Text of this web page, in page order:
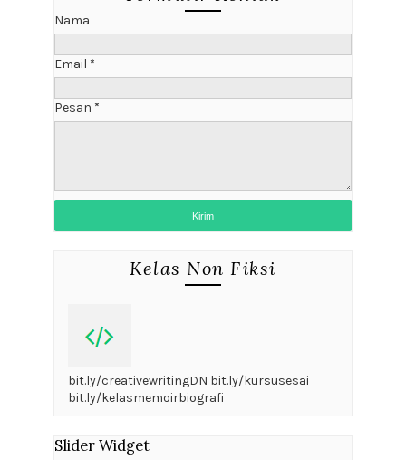
Nama
Email *
Pesan *
Kelas Non Fiksi
bit.ly/creativewritingDN bit.ly/kursusesai
bit.ly/kelasmemoirbiografi
Slider Widget